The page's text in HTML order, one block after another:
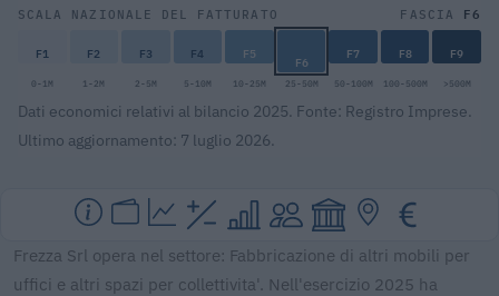
SCALA NAZIONALE DEL FATTURATO FASCIA F6
F1 F2 F3 F4 F5 F6 F7 F8 F9
0-1M 1-2M 2-5M 5-10M 10-25M 25-50M 50-100M 100-500M >500M
Dati economici relativi al bilancio 2025. Fonte: Registro Imprese.
Ultimo aggiornamento: 7 luglio 2026.
Frezza Srl opera nel settore: Fabbricazione di altri mobili per
uffici e altri spazi per collettivita'. Nell'esercizio 2025 ha